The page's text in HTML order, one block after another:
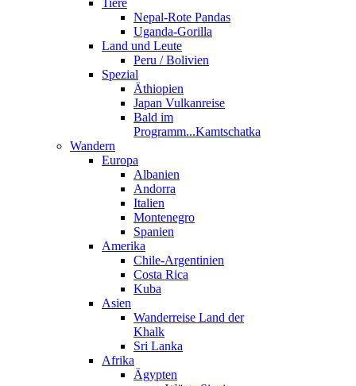
Tiere
Nepal-Rote Pandas
Uganda-Gorilla
Land und Leute
Peru / Bolivien
Spezial
Äthiopien
Japan Vulkanreise
Bald im
Programm...Kamtschatka
Wandern
Europa
Albanien
Andorra
Italien
Montenegro
Spanien
Amerika
Chile-Argentinien
Costa Rica
Kuba
Asien
Wanderreise Land der
Khalk
Sri Lanka
Afrika
Ägypten